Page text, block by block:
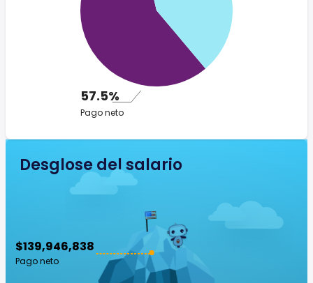
57.5%
Pago neto
Desglose del salario
$139,946,838
Pago neto